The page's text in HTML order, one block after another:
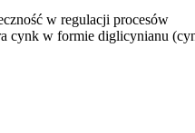
w regulacji procesów
cynk w formie diglicynianu